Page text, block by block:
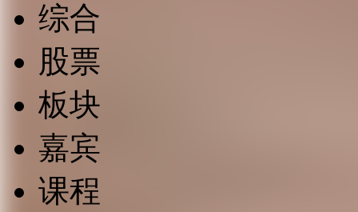
综合
股票
板块
嘉宾
课程